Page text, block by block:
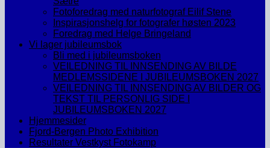
Fotoforedrag med naturfotograf Eilif Stene
Inspirasjonshelg for fotografer høsten 2023
Foredrag med Helge Bringeland
Vi lager jubileumsbok
Bli med i jubileumsboken
VEILEDNING TIL INNSENDING AV BILDE
MEDLEMSSIDENE I JUBILEUMSBOKEN 2027
VEILEDNING TIL INNSENDING AV BILDER OG
TEKST TIL PERSONLIG SIDE I
JUBILEUMSBOKEN 2027
Hjemmesider
Fjord-Bergen Photo Exhibition
Resultater Vestkyst Fotokamp